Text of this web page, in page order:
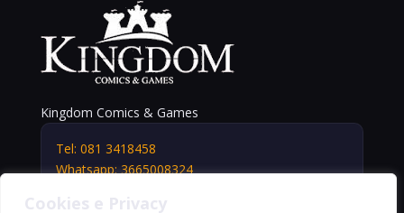
Kingdom Comics & Games
Tel: 081 3418458
Whatsapp: 3665008324